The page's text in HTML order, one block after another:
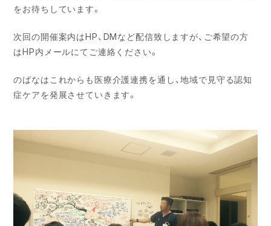
をお待ちしています。
次回の開催案内はHP、DMなど配信致しますが、ご希望の方
はHP内メールにてご連絡ください。
のばなはこれからも医療介護連携を通し、地域で見守る認知
症ケアを発展させていきます。